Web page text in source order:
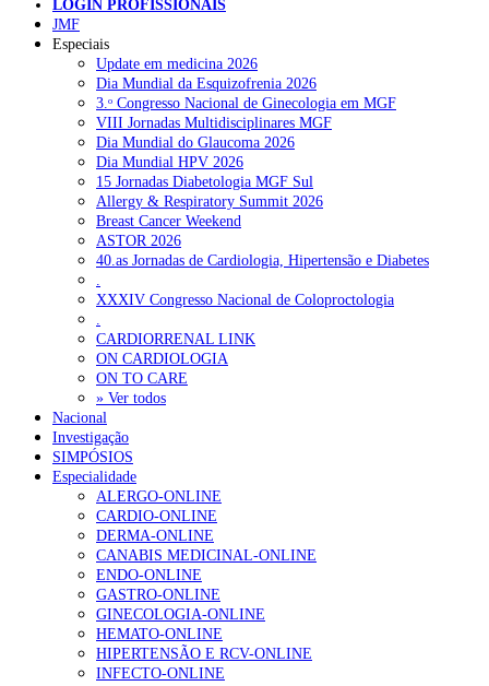
NOTÍCIAS RECENTES
Portugal está a formar os médicos de que precisa? 6 de Agosto,
Estudantes de Medicina representados na 79.ª World Health
Assembly 6 de Agosto, 2026
SCORA X-Change Portugal promove formação internacional
em saúde sexual e reprodutiva
ANEM reúne com coordenador do Pacto Estratégico para a
Saúde 6 de Agosto, 2026
Sindicato diz que nova carreira de médicos dentistas reforça
estabilidade no SNS 6 de Agosto, 2026
NOTÍCIAS MAIS LIDAS
Enfermagem Forense. “Da urgência ao tribunal, cada
gesto conta e cada profissional faz a diferença”
202 visualizações
Alguns milhares de utentes podem ficar sem médico de
família com nova regras do registo, alerta associação
175 visualizações
LOGIN PROFISSIONAIS
JMF
Especiais
Update em medicina 2026
Dia Mundial da Esquizofrenia 2026
3.ᵒ Congresso Nacional de Ginecologia em MGF
VIII Jornadas Multidisciplinares MGF
Dia Mundial do Glaucoma 2026
Dia Mundial HPV 2026
15 Jornadas Diabetologia MGF Sul
Allergy & Respiratory Summit 2026
Breast Cancer Weekend
ASTOR 2026
40.as Jornadas de Cardiologia, Hipertensão e Diabetes
.
XXXIV Congresso Nacional de Coloproctologia
.
CARDIORRENAL LINK
ON CARDIOLOGIA
ON TO CARE
» Ver todos
Nacional
Investigação
SIMPÓSIOS
Especialidade
ALERGO-ONLINE
CARDIO-ONLINE
DERMA-ONLINE
CANABIS MEDICINAL-ONLINE
ENDO-ONLINE
GASTRO-ONLINE
GINECOLOGIA-ONLINE
HEMATO-ONLINE
HIPERTENSÃO E RCV-ONLINE
INFECTO-ONLINE